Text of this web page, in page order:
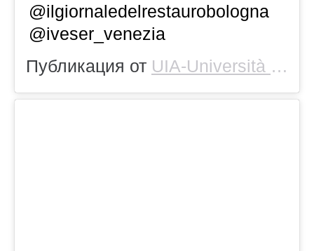
@ilgiornaledelrestaurobologna
@iveser_venezia
Публикация от UIA-Università Int. dell’Arte